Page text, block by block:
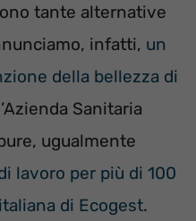
tante alternative
infatti, un
della bellezza di
Sanitaria
ugualmente
lavoro per più di 100
di Ecogest.